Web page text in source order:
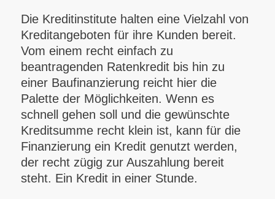
Die Kreditinstitute halten eine Vielzahl von
Kreditangeboten für ihre Kunden bereit.
Vom einem recht einfach zu
beantragenden Ratenkredit bis hin zu
einer Baufinanzierung reicht hier die
Palette der Möglichkeiten. Wenn es
schnell gehen soll und die gewünschte
Kreditsumme recht klein ist, kann für die
Finanzierung ein Kredit genutzt werden,
der recht zügig zur Auszahlung bereit
steht. Ein Kredit in einer Stunde.